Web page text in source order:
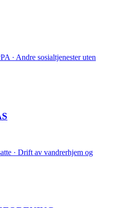
· Andre sosialtjenester uten
· Drift av vandrerhjem og